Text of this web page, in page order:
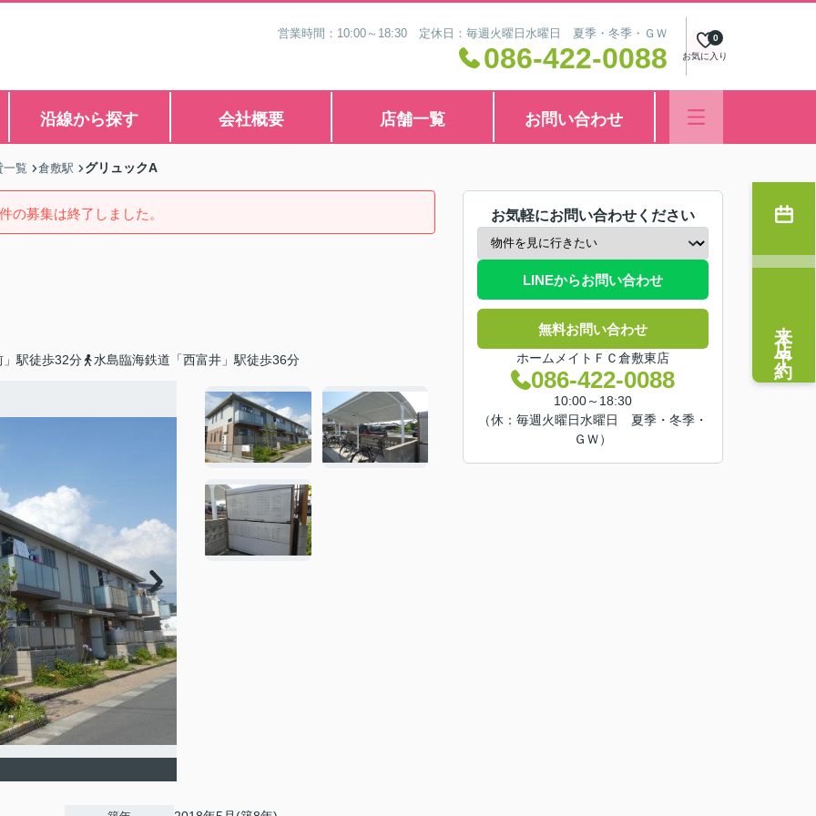
営業時間：10:00～18:30 定休日：毎週火曜日水曜日 夏季・冬季・ＧＷ
086-422-0088 お気に入り
0
沿線から探す 会社概要 店舗一覧 お問い合わせ
一覧 倉敷駅 グリュックA
の募集は終了しました。
駅徒歩32分 水島臨海鉄道「西富井」駅徒歩36分
お気軽にお問い合わせください
LINEからお問い合わせ
無料お問い合わせ
ホームメイトＦＣ倉敷東店
086-422-0088
10:00～18:30
（休：毎週火曜日水曜日 夏季・冬季・
ＧＷ）
来店予約